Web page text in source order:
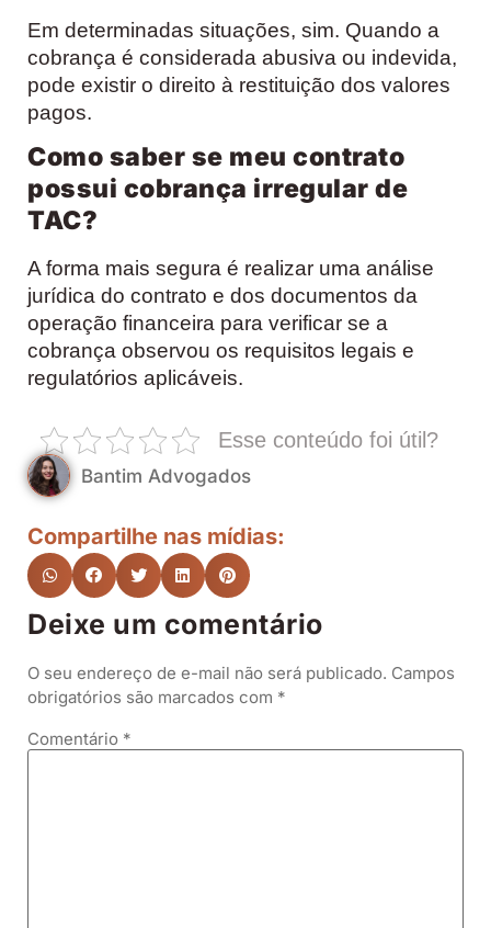
Em determinadas situações, sim. Quando a
cobrança é considerada abusiva ou indevida,
pode existir o direito à restituição dos valores
pagos.
Como saber se meu contrato
possui cobrança irregular de
TAC?
A forma mais segura é realizar uma análise
jurídica do contrato e dos documentos da
operação financeira para verificar se a
cobrança observou os requisitos legais e
regulatórios aplicáveis.
Esse conteúdo foi útil?
Bantim Advogados
Compartilhe nas mídias:
Deixe um comentário
O seu endereço de e-mail não será publicado. Campos
obrigatórios são marcados com *
Comentário *